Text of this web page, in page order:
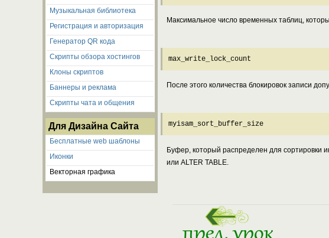
Музыкальная библиотека
Регистрация и авторизация
Генератор QR кода
Скрипты обзора хостингов
Клоны скриптов
Баннеры и реклама
Скрипты чата и общения
Для Дизайна Сайта
Бесплатные web шаблоны
Иконки
Векторная графика
Максимальное число временных таблиц,
max_write_lock_count
После этого количества блокировок записи
myisam_sort_buffer_size
Буфер, который распределен для сортировки
или ALTER TABLE.